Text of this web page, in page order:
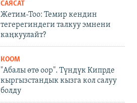
САЯСАТ
Жетим-Тоо: Темир кендин
тегерегиндеги талкуу эмнени
каңкуулайт?
КООМ
"Абалы өтө оор". Түндүк Кипрде
кыргызстандык кызга кол салуу
болду